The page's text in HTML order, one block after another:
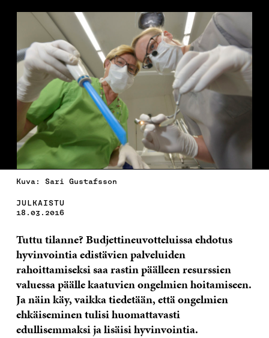
Kuva: Sari Gustafsson
JULKAISTU
18.03.2016
Tuttu tilanne? Budjettineuvotteluissa ehdotus
hyvinvointia edistävien palveluiden
rahoittamiseksi saa rastin päälleen resurssien
valuessa päälle kaatuvien ongelmien hoitamiseen.
Ja näin käy, vaikka tiedetään, että ongelmien
ehkäiseminen tulisi huomattavasti
edullisemmaksi ja lisäisi hyvinvointia.